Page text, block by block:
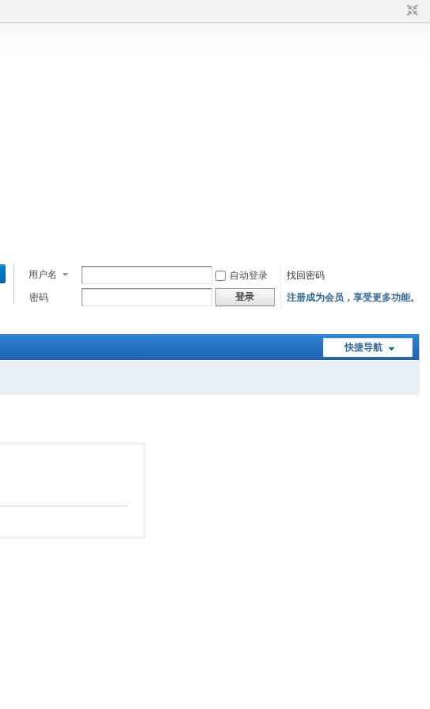
用户名 自动登录
找回密码
密码
登录 注册成为会员，享受更多功能。
快捷导航